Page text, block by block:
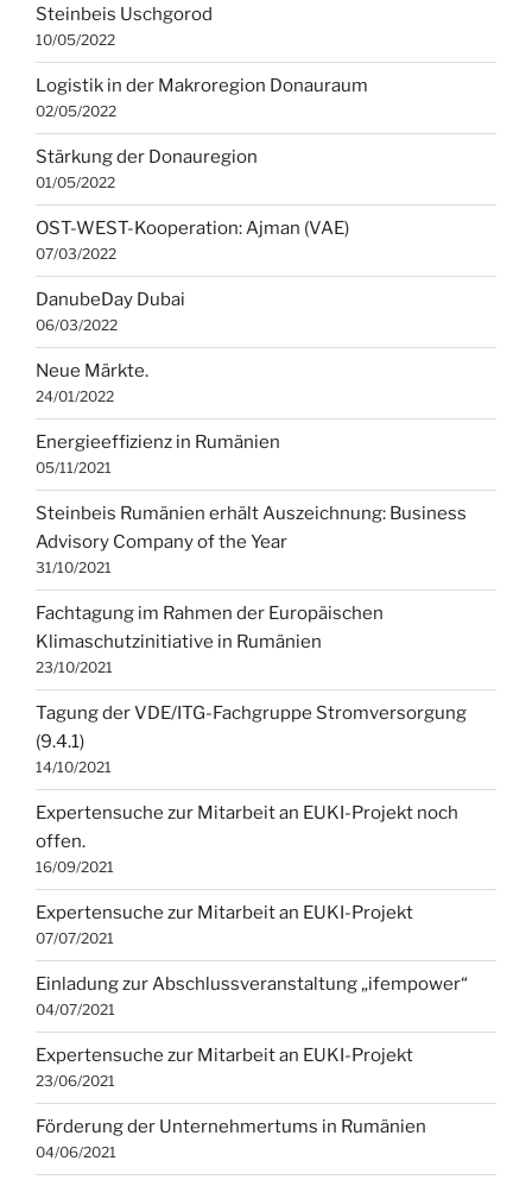
Steinbeis Uschgorod
10/05/2022
Logistik in der Makroregion Donauraum
02/05/2022
Stärkung der Donauregion
01/05/2022
OST-WEST-Kooperation: Ajman (VAE)
07/03/2022
DanubeDay Dubai
06/03/2022
Neue Märkte.
24/01/2022
Energieeffizienz in Rumänien
05/11/2021
Steinbeis Rumänien erhält Auszeichnung: Business
Advisory Company of the Year
31/10/2021
Fachtagung im Rahmen der Europäischen
Klimaschutzinitiative in Rumänien
23/10/2021
Tagung der VDE/ITG-Fachgruppe Stromversorgung
(9.4.1)
14/10/2021
Expertensuche zur Mitarbeit an EUKI-Projekt noch
offen.
16/09/2021
Expertensuche zur Mitarbeit an EUKI-Projekt
07/07/2021
Einladung zur Abschlussveranstaltung „ifempower“
04/07/2021
Expertensuche zur Mitarbeit an EUKI-Projekt
23/06/2021
Förderung der Unternehmertums in Rumänien
04/06/2021